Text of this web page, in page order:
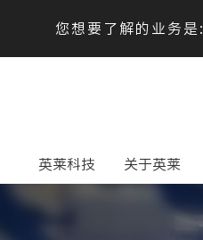
您想要了解的业务是:
英莱科技 关于英莱